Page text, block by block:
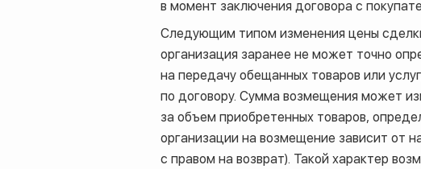
в момент заключения договора с
Следующим типом изменения цены
организация заранее не может точно
на передачу обещанных товаров или
по договору. Сумма возмещения может
за объем приобретенных товаров,
организации на возмещение зависит от
с правом на возврат). Такой характер